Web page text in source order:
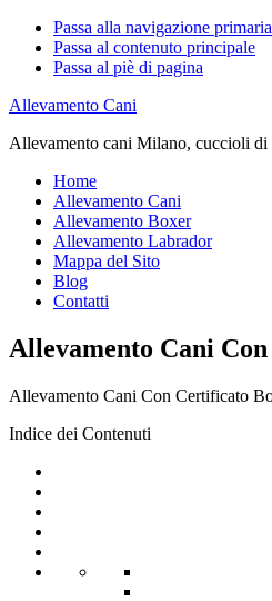
Passa alla navigazione primaria
Passa al contenuto principale
Passa al piè di pagina
Allevamento Cani
Allevamento cani Milano, cuccioli di
Home
Allevamento Cani
Allevamento Boxer
Allevamento Labrador
Mappa del Sito
Blog
Contatti
Allevamento Cani
Allevamento Cani Con Certificato
Indice dei Contenuti